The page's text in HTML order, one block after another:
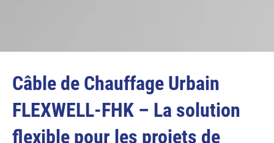
Câble de Chauffage Urbain
FLEXWELL-FHK – La solution
flexible pour les projets de